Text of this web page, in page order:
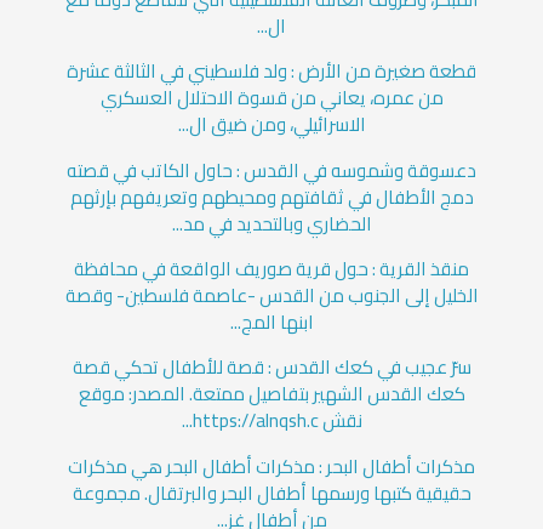
ال...
قطعة صغيرة من الأرض : ولد فلسطيني في الثالثة عشرة
من عمره، يعاني من قسوة الاحتلال العسكري
الاسرائيلي، ومن ضيق ال...
دعسوقة وشموسه في القدس : حاول الكاتب في قصته
دمج الأطفال في ثقافتهم ومحيطهم وتعريفهم بإرثهم
الحضاري وبالتحديد في مد...
منقذ القرية : حول قرية صوريف الواقعة في محافظة
الخليل إلى الجنوب من القدس -عاصمة فلسطين- وقصة
ابنها المج...
سرّ عجيب في كعك القدس : قصة للأطفال تحكي قصة
كعك القدس الشهير بتفاصيل ممتعة. المصدر: موقع
نقش https://alnqsh.c...
مذكرات أطفال البحر : مذكرات أطفال البحر هي مذكرات
حقيقية كتبها ورسمها أطفال البحر والبرتقال. مجموعة
من أطفال غز...